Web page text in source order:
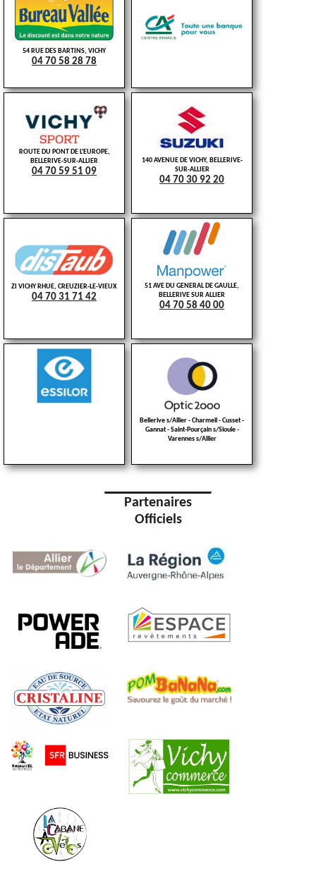
54 RUE DES BARTINS, VICHY
04 70 58 28 78
ROUTE DU PONT DE L'EUROPE,
BELLERIVE-SUR-ALLIER
04 70 59 51 09
140 AVENUE DE VICHY, BELLERIVE-
SUR-ALLIER
04 70 30 92 20
ZI VICHY RHUE, CREUZIER-LE-VIEUX
04 70 31 71 42
51 AVE DU GENERAL DE GAULLE,
BELLERIVE SUR ALLIER
04 70 58 40 00
Bellerive s/Allier - Charmeil - Cusset -
Gannat - Saint-Pourçain s/Sioule -
Varennes s/Allier
Partenaires
Officiels